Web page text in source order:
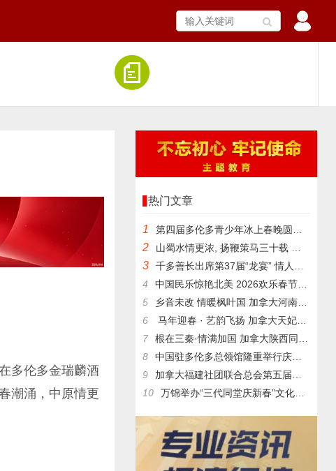
多伦多金瑞麟酒
潮涌，中原情更
热门文章
1 第四届多伦多青少年冰上春晚圆满举行
2 山蜀水情更浓, 扬鞭策马三十载 加拿大四川同乡会成功举办“川
3
千多善长出席第37届“龙宴” 情人节共襄盛举 筹款破百万
4
中国民乐惊艳北美 2026欢乐春节“金钟之星”中国新年音乐会
5
乡音未改 情暖枫叶国 加拿大河南乡亲欢聚多伦多共迎马年新春
6
马年迎春 · 艺韵飞扬 加拿大天妃多元文化艺术团2026丙
7
根在三秦·情满加国 加拿大陕西同乡会二十五周年庆典圆
8
中国驻多伦多总领馆隆重举行庆祝中华人民共和国成立76周年暨中
9
加拿大福建社团联合总会第五届常务理事会就职典礼暨2026新春
10
万锦举办“三代同堂庆新春”文化庆典 500名社区居民共享传统